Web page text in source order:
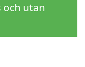
och utan